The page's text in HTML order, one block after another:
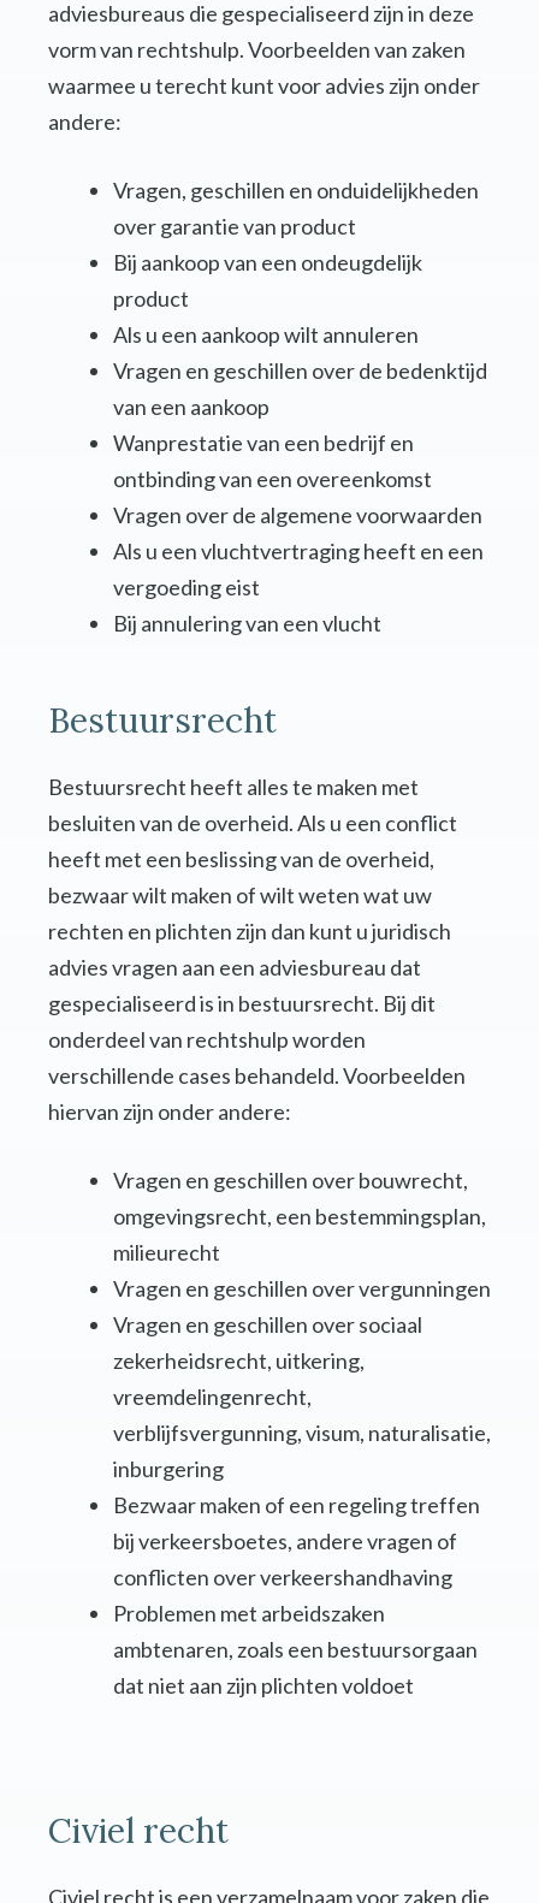
adviesbureaus die gespecialiseerd zijn in deze
vorm van rechtshulp. Voorbeelden van zaken
waarmee u terecht kunt voor advies zijn onder
andere:
Vragen, geschillen en onduidelijkheden
over garantie van product
Bij aankoop van een ondeugdelijk
product
Als u een aankoop wilt annuleren
Vragen en geschillen over de bedenktijd
van een aankoop
Wanprestatie van een bedrijf en
ontbinding van een overeenkomst
Vragen over de algemene voorwaarden
Als u een vluchtvertraging heeft en een
vergoeding eist
Bij annulering van een vlucht
Bestuursrecht
Bestuursrecht heeft alles te maken met
besluiten van de overheid. Als u een conflict
heeft met een beslissing van de overheid,
bezwaar wilt maken of wilt weten wat uw
rechten en plichten zijn dan kunt u juridisch
advies vragen aan een adviesbureau dat
gespecialiseerd is in bestuursrecht. Bij dit
onderdeel van rechtshulp worden
verschillende cases behandeld. Voorbeelden
hiervan zijn onder andere:
Vragen en geschillen over bouwrecht,
omgevingsrecht, een bestemmingsplan,
milieurecht
Vragen en geschillen over vergunningen
Vragen en geschillen over sociaal
zekerheidsrecht, uitkering,
vreemdelingenrecht,
verblijfsvergunning, visum, naturalisatie,
inburgering
Bezwaar maken of een regeling treffen
bij verkeersboetes, andere vragen of
conflicten over verkeershandhaving
Problemen met arbeidszaken
ambtenaren, zoals een bestuursorgaan
dat niet aan zijn plichten voldoet
Civiel recht
Civiel recht is een verzamelnaam voor zaken die